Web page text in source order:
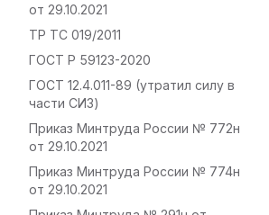
от 29.10.2021
ТР ТС 019/2011
ГОСТ Р 59123-2020
ГОСТ 12.4.011-89 (утратил силу в
части СИЗ)
Приказ Минтруда России № 772н
от 29.10.2021
Приказ Минтруда России № 774н
от 29.10.2021